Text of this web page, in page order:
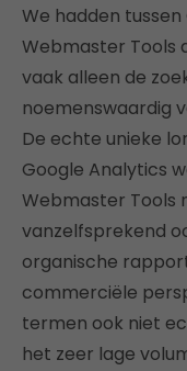
We hadden
Webmaster Tools
vaak alleen de
noemenswaardig
De echte unieke
Google Analytics
Webmaster Tools
vanzelfsprekend
organische
commerciële
termen ook niet
het zeer lage